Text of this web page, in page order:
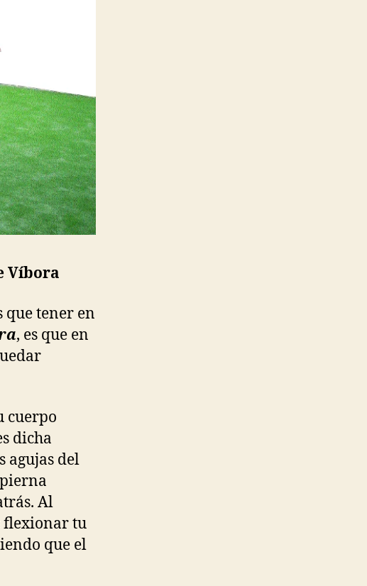
Víbora
tener en
, es que en
cuerpo
dicha
agujas del
Al
flexionar tu
que el